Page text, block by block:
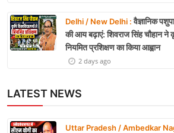
Delhi / New Delhi :वैज्ञानिक
की आय बढ़ाएं: शिवराज सिंह चौहान ने
नियमित प्रशिक्षण का किया आह्वान
2 days ago
LATEST NEWS
Uttar Pradesh / Ambedkar